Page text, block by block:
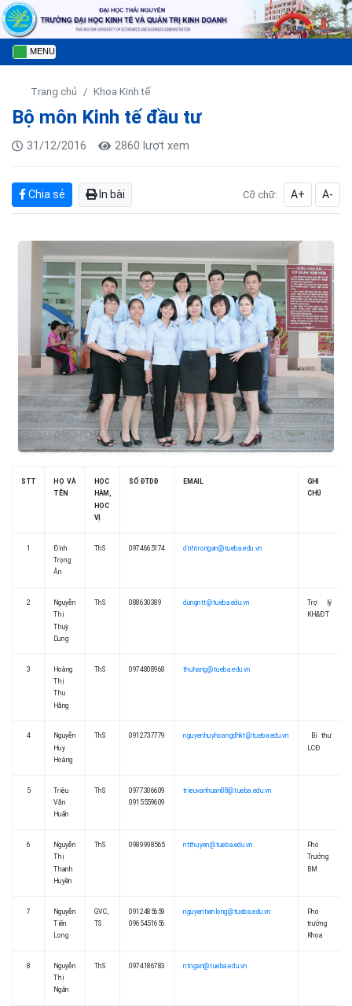
MENU
Trang chủ Khoa Kinh tế
Bộ môn Kinh tế đầu tư
31/12/2016 2860 lượt xem
Chia sẻ In bài Cỡ chữ: A+ A-
STT
HỌ VÀ
TÊN
HỌC
HÀM,
HỌC
VỊ
SỐ ĐTDĐ EMAIL
GHI
CHÚ
1
Đinh
Trọng
Ân
ThS 0974665174 dinhtrongan@tueba.edu.vn
2
Nguyễn
Thị
Thuỳ
Dung
ThS 088630389 dungntt@tueba.edu.vn
Trợ lý
KH&ĐT
3 Hoàng
Thị
Thu
Hằng
ThS 0974808968 thuhang@tueba.edu.vn
4 Nguyễn
Huy
Hoàng
ThS 0912737779 nguyenhuyhoangdhkt@tueba.edu.vn Bí thư
LCĐ
5 Triệu
Văn
Huấn
ThS 0977306609
0915559609
trieuvanhuan88@tueba.edu.vn
6 Nguyễn
Thị
Thanh
Huyền
ThS 0989998565 ntthuyen@tueba.edu.vn Phó
Trưởng
BM
7
Nguyễn
Tiến
Long
GVC,
TS
0912485659
0965451656
nguyentienlong@tueba.edu.vn
Phó
trưởng
Khoa
8
Nguyễn
Thị
Ngân
ThS 0974186783 ntngan@tueba.edu.vn